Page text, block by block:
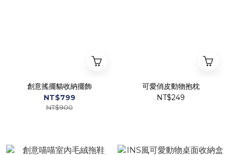
創意搖擺貓收納擺飾
NT$799
NT$900
可愛俏皮動物抱枕
NT$249